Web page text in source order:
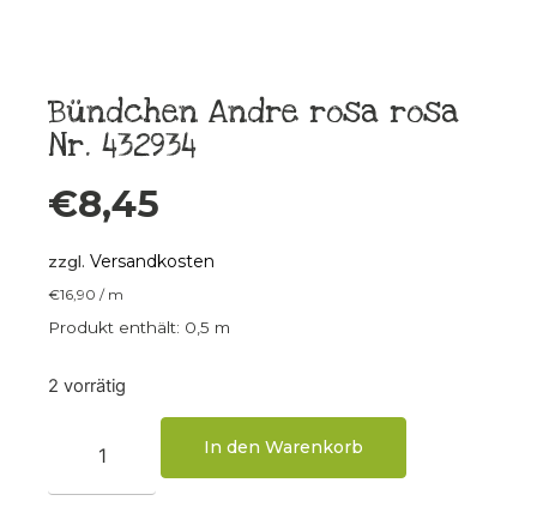
Bündchen Andre rosa rosa
Nr. 432934
€8,45
zzgl. Versandkosten
€16,90 / m
Produkt enthält: 0,5 m
2 vorrätig
In den Warenkorb